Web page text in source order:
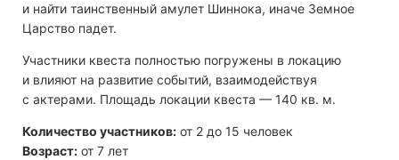
и найти таинственный амулет Шиннока, иначе Земное
Царство падет.
Участники квеста полностью погружены в локацию
и влияют на развитие событий, взаимодействуя
с актерами. Площадь локации квеста — 140 кв. м.
Количество участников: от 2 до 15 человек
Возраст: от 7 лет